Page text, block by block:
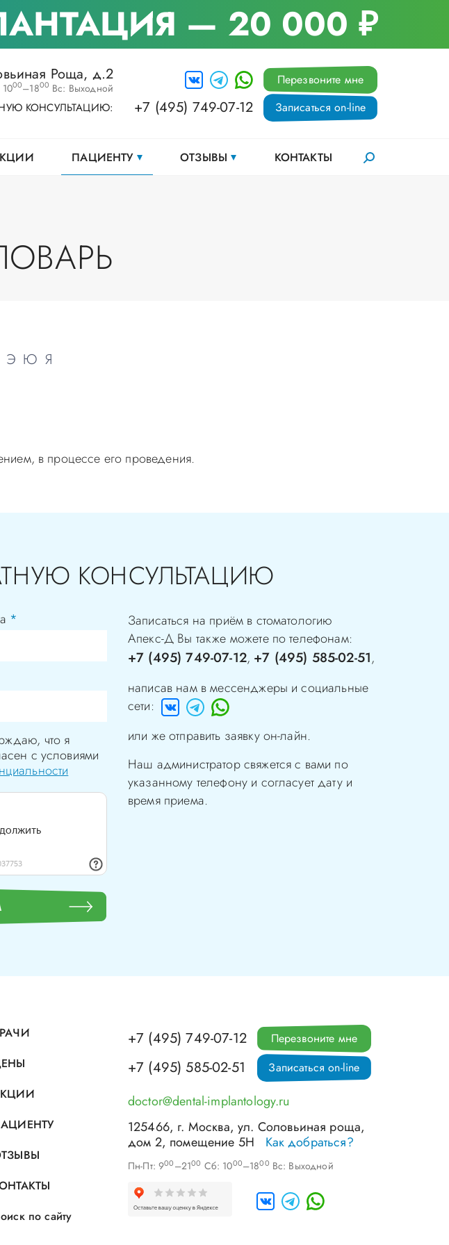
— 20 000 ₽
Роща, д.2
00–1800 Вс: Выходной
КОНСУЛЬТАЦИЮ: +7 (495) 749-07-12
Перезвоните мне
Записаться on-line
ПАЦИЕНТУ ОТЗЫВЫ КОНТАКТЫ
Э Ю Я
в процессе его проведения.
КОНСУЛЬТАЦИЮ
*
что я
с условиями
Записаться на приём в стоматологию
Апекс-Д Вы также можете по телефонам:
+7 (495) 749-07-12, +7 (495) 585-02-51,
написав нам в мессенджеры и социальные
сети:
или же отправить заявку он-лайн.
Наш администратор свяжется с вами по
указанному телефону и согласует дату и
время приема.
по сайту
+7 (495) 749-07-12
+7 (495) 585-02-51
Перезвоните мне
Записаться on-line
doctor@dental-implantology.ru
125466, г. Москва,ул. Соловьиная роща,
дом 2, помещение 5Н
Как добраться?
Пн-Пт: 900 –2100 Сб: 1000–1800 Вс: Выходной